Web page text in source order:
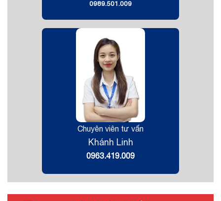
0989.501.009
Chuyên viên tư vấn
Khánh Linh
0963.419.009